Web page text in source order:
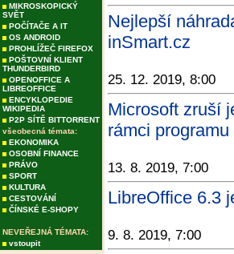
MIKROSKOPICKÝ
SVĚT
POČÍTAČE A IT
OS ANDROID
PROHLÍŽEČ FIREFOX
POŠTOVNÍ KLIENT
THUNDERBIRD
OPENOFFICE A
LIBREOFFICE
ENCYKLOPEDIE
WIKIPEDIA
P2P SÍTĚ BITTORRENT
všeobecná témata:
EKONOMIKA
OSOBNÍ FINANCE
PRÁVO
SPORT
KULTURA
CESTOVÁNÍ
ČÍNSKÉ E-SHOPY
NEVEŘEJNÁ TÉMATA:
vstoupit
Nejlepší
inSmart.cz
25. 12. 2019, 8:00
Microsoft zruší
rámci
13. 8. 2019, 7:00
LibreOffice 6.3
9. 8. 2019, 7:00